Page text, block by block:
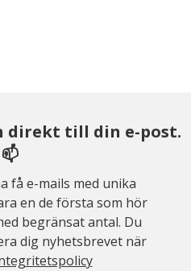
direkt till din e-post.
📫
få e-mails med unika
en de första som hör
begränsat antal. Du
dig nyhetsbrevet när